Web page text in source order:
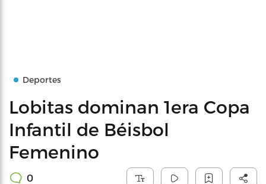
Deportes
Lobitas dominan 1era Copa
Infantil de Béisbol
Femenino
0